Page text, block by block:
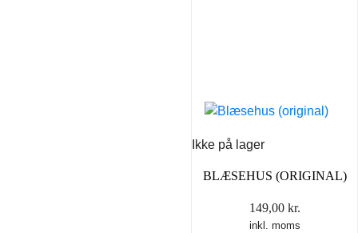
Ikke på lager
BLÆSEHUS (ORIGINAL)
149,00 kr.
inkl. moms